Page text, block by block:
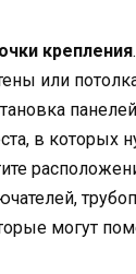
крепления
или
в которых
могут